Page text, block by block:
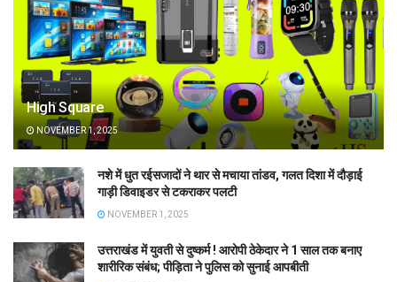
High Square
NOVEMBER 1, 2025
नशे में धुत रईसजादों ने थार से मचाया तांडव, गलत दिशा में दौड़ाई
गाड़ी डिवाइडर से टकराकर पलटी
NOVEMBER 1, 2025
उत्तराखंड में युवती से दुष्कर्म ! आरोपी ठेकेदार ने 1 साल तक बनाए
शारीरिक संबंध; पीड़िता ने पुलिस को सुनाई आपबीती